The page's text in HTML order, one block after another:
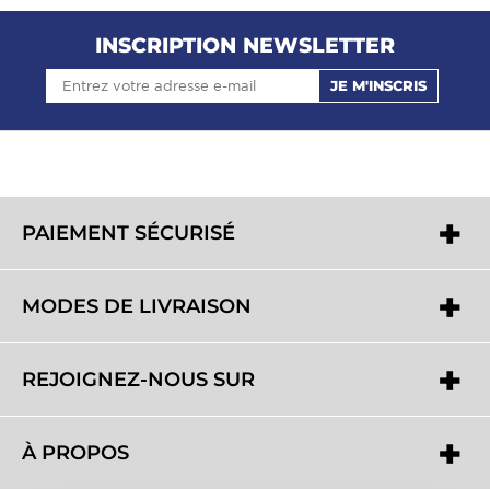
INSCRIPTION NEWSLETTER
JE M'INSCRIS
PAIEMENT SÉCURISÉ
MODES DE LIVRAISON
REJOIGNEZ-NOUS SUR
À PROPOS